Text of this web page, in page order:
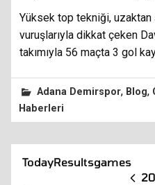
Yüksek top tekniği,
vuruşlarıyla dikkat çeken
takımıyla 56 maçta 3 gol
Adana Demirspor, Blog,
Haberleri
TodayResultsgames